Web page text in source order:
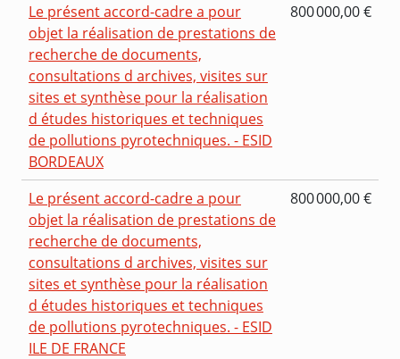
Le présent accord-cadre a pour
objet la réalisation de prestations de
recherche de documents,
consultations d archives, visites sur
sites et synthèse pour la réalisation
d études historiques et techniques
de pollutions pyrotechniques. - ESID
BORDEAUX
800 000,00 €
Le présent accord-cadre a pour
objet la réalisation de prestations de
recherche de documents,
consultations d archives, visites sur
sites et synthèse pour la réalisation
d études historiques et techniques
de pollutions pyrotechniques. - ESID
ILE DE FRANCE
800 000,00 €